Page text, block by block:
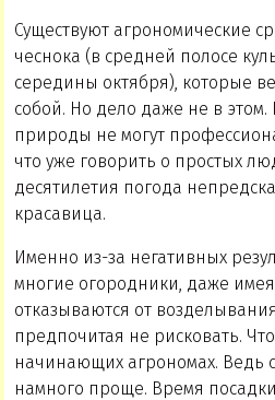
Существуют агрономические
чеснока (в средней полосе
середины октября), которые
собой. Но дело даже не в
природы не могут
что уже говорить о простых
десятилетия погода
красавица.
Именно из-за негативных
многие огородники, даже
отказываются от
предпочитая не рисковать.
начинающих агрономах. Ведь
намного проще. Время